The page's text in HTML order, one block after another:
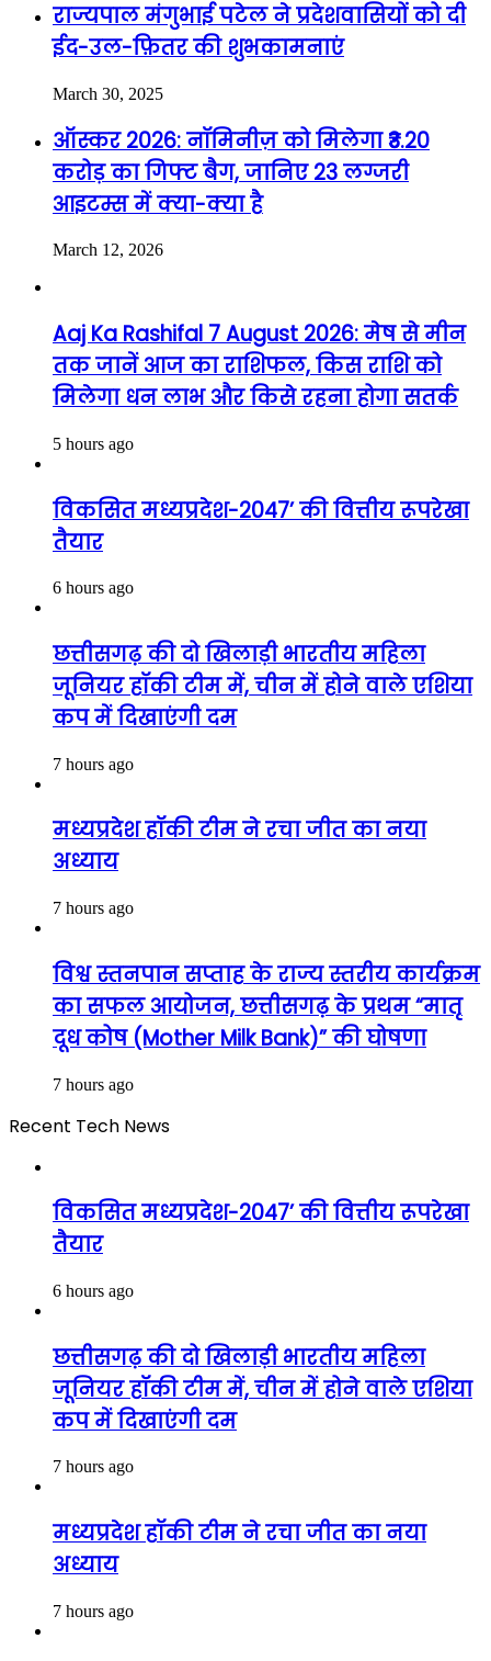
राज्यपाल मंगुभाई पटेल ने प्रदेशवासियों को दी
ईद-उल-फ़ितर की शुभकामनाएं
March 30, 2025
ऑस्कर 2026: नॉमिनीज़ को मिलेगा ₹3.20
करोड़ का गिफ्ट बैग, जानिए 23 लग्जरी
आइटम्स में क्या-क्या है
March 12, 2026
Aaj Ka Rashifal 7 August 2026: मेष से मीन
तक जानें आज का राशिफल, किस राशि को
मिलेगा धन लाभ और किसे रहना होगा सतर्क
5 hours ago
विकसित मध्यप्रदेश-2047’ की वित्तीय रूपरेखा
तैयार
6 hours ago
छत्तीसगढ़ की दो खिलाड़ी भारतीय महिला
जूनियर हॉकी टीम में, चीन में होने वाले एशिया
कप में दिखाएंगी दम
7 hours ago
मध्यप्रदेश हॉकी टीम ने रचा जीत का नया
अध्याय
7 hours ago
विश्व स्तनपान सप्ताह के राज्य स्तरीय कार्यक्रम
का सफल आयोजन, छत्तीसगढ़ के प्रथम “मातृ
दूध कोष (Mother Milk Bank)” की घोषणा
7 hours ago
Recent Tech News
विकसित मध्यप्रदेश-2047’ की वित्तीय रूपरेखा
तैयार
6 hours ago
छत्तीसगढ़ की दो खिलाड़ी भारतीय महिला
जूनियर हॉकी टीम में, चीन में होने वाले एशिया
कप में दिखाएंगी दम
7 hours ago
मध्यप्रदेश हॉकी टीम ने रचा जीत का नया
अध्याय
7 hours ago